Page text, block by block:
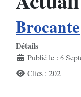
Brocante
Détails
Publié le : 6
Clics : 202